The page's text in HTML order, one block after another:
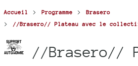
Accueil > Programme > Brasero
> //Brasero// Plateau avec le collectif
//Brasero//